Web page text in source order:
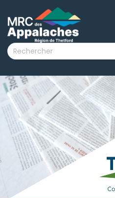
submenu (La MRC )
submenu (Citoyens )
submenu (Visiteurs )
submenu (Nouvelles )
submenu (Documentation )